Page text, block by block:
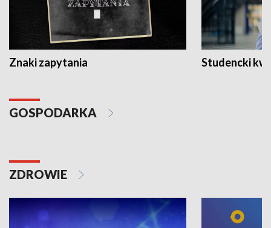
Znaki zapytania Studencki
GOSPODARKA
ZDROWIE